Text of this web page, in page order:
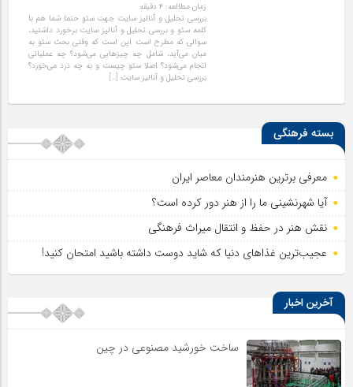
زمان مطالعه:۴ دقیقه
بررسی تحلیل و آنالیز سایت جهت سئو حتما شما هم با
کلمه سئو و بررسی تحلیل و آنالیز سایت برخورد داشتید،
سوالی که مطرح است این است که وقتی بحث سئو به
میان می‌آید، شامل چه چیزهایی می‌شود؟ چه عملیاتی
انجام می‌شود؟ اصلا سئو چیست و به چه درد می‌خورد؟
بررسی تحلیل و آنالیز سایت […]
بسته فرهنگی
معرفی برترین هنرمندان معاصر ایران
آیا شهرنشینی ما را از هنر دور کرده است؟
نقش هنر در حفظ و انتقال میراث فرهنگی
عجیب‌ترین غذاهای دنیا که شاید دوست داشته باشید امتحان کنید!
آخرین اخبار
ساخت خورشید مصنوعی در چین